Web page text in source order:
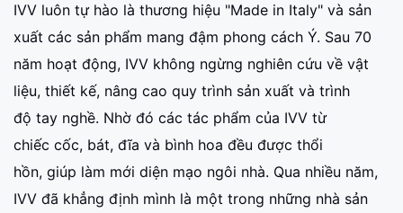
IVV luôn tự hào là thương hiệu "Made in Italy" và sản
xuất các sản phẩm mang đậm phong cách Ý. Sau 70
năm hoạt động, IVV không ngừng nghiên cứu về vật
liệu, thiết kế, nâng cao quy trình sản xuất và trình
độ tay nghề. Nhờ đó các tác phẩm của IVV từ
chiếc cốc, bát, đĩa và bình hoa đều được thổi
hồn, giúp làm mới diện mạo ngôi nhà. Qua nhiều năm,
IVV đã khẳng định mình là một trong những nhà sản